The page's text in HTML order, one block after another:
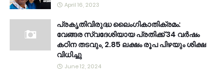
April 16, 2023
പ്രകൃതിവിരുദ്ധ ലൈംഗികാതിക്രമം:
വേങ്ങര സ്വദേശിയായ പ്രതിക്ക് 34 വര്‍ഷം
കഠിന തടവും, 2.85 ലക്ഷം രൂപ പിഴയും ശിക്ഷ
വിധിച്ചു
June 12, 2024